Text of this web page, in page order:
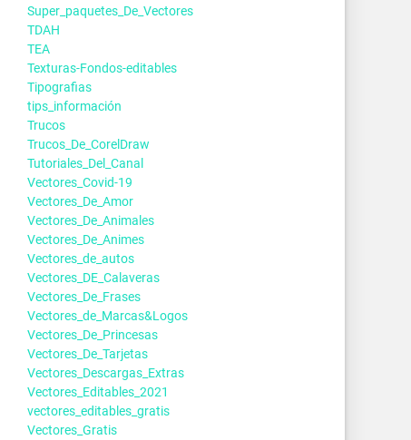
Super_paquetes_De_Vectores
TDAH
TEA
Texturas-Fondos-editables
Tipografias
tips_información
Trucos
Trucos_De_CorelDraw
Tutoriales_Del_Canal
Vectores_Covid-19
Vectores_De_Amor
Vectores_De_Animales
Vectores_De_Animes
Vectores_de_autos
Vectores_DE_Calaveras
Vectores_De_Frases
Vectores_de_Marcas&Logos
Vectores_De_Princesas
Vectores_De_Tarjetas
Vectores_Descargas_Extras
Vectores_Editables_2021
vectores_editables_gratis
Vectores_Gratis